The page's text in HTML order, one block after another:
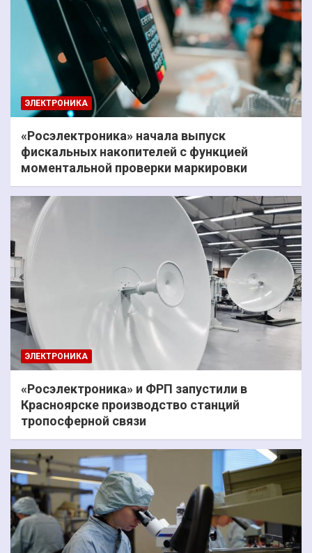
ЭЛЕКТРОНИКА
«Росэлектроника» начала выпуск
фискальных накопителей с функцией
моментальной проверки маркировки
ЭЛЕКТРОНИКА
«Росэлектроника» и ФРП запустили в
Красноярске производство станций
тропосферной связи